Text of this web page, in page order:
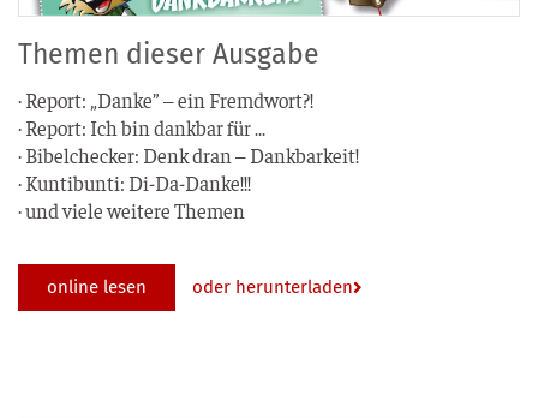
Themen dieser Ausgabe
· Report: „Dan­ke” – ein Fremdwort?!
· Report: Ich bin dank­bar für …
· Bibel­ch­e­cker: Denk dran – Dankbarkeit!
· Kun­tibun­ti: Di-Da-Danke!!!
· und vie­le wei­te­re Themen
online lesen oder herunterladen